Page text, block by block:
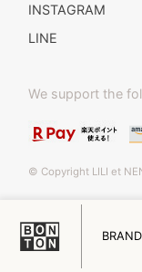
BRAND
INSTAGRAM
LINE
We support the
© Copyright LILI et